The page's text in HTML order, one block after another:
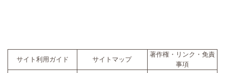
サイト利用ガイド サイトマップ
著作権・リンク・免責
事項